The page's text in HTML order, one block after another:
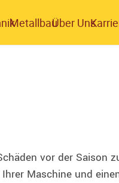
MetallbauÜber Uns
vor der Saison
Maschine und